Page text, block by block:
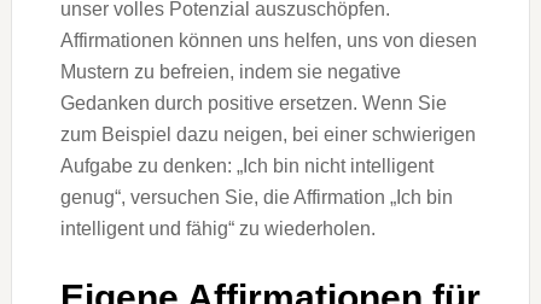
unser volles Potenzial auszuschöpfen.
Affirmationen können uns helfen, uns von diesen
Mustern zu befreien, indem sie negative
Gedanken durch positive ersetzen. Wenn Sie
zum Beispiel dazu neigen, bei einer schwierigen
Aufgabe zu denken: „Ich bin nicht intelligent
genug“, versuchen Sie, die Affirmation „Ich bin
intelligent und fähig“ zu wiederholen.